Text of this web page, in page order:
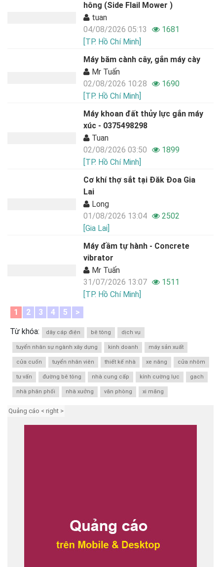
hông (Side Flail Mower )
tuan
04/08/2026 05:13
1681
[TP. Hồ Chí Minh]
Máy băm cành cây, gắn máy cày
Mr Tuấn
02/08/2026 10:28
1690
[TP. Hồ Chí Minh]
Máy khoan đất thủy lực gắn máy
xúc - 0375498298
Tuan
02/08/2026 03:50
1899
[TP. Hồ Chí Minh]
Cơ khí thợ sắt tại Đăk Đoa Gia
Lai
Long
01/08/2026 13:04
2502
[Gia Lai]
Máy đầm tự hành - Concrete
vibrator
Mr Tuấn
31/07/2026 13:07
1511
[TP. Hồ Chí Minh]
1
2 3 4 5 >
Từ khóa: dây cáp điện bê tông dịch vụ
tuyển nhân sự ngành xây dựng kinh doanh máy sản xuất
cửa cuốn tuyển nhân viên thiết kế nhà xe nâng cửa nhôm
tư vấn đường bê tông nhà cung cấp kính cường lực gạch
nhà phân phối nhà xưởng văn phòng xi măng
Quảng cáo < right >